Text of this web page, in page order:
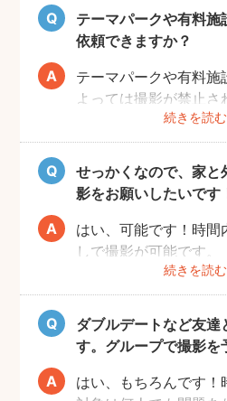
も思い出に残るデート
ね！
テーマパークや有料施
依頼できますか？
続きを読む
テーマパークや有料施
よっては撮影が禁止
できない場合がござい
予約前にお客様ご自
お願いいたします。
また、有料施設の場
入場費などはお客様の
ご了承ください。
せっかくなので、家
影をお願いしたいです
続きを読む
はい、可能です！時間
しで撮影が可能です。
撮影をスムーズに進
その旨をフォトグラ
ると幸いです。
ダブルデートなど友
す。グループで撮影を
はい、もちろんです